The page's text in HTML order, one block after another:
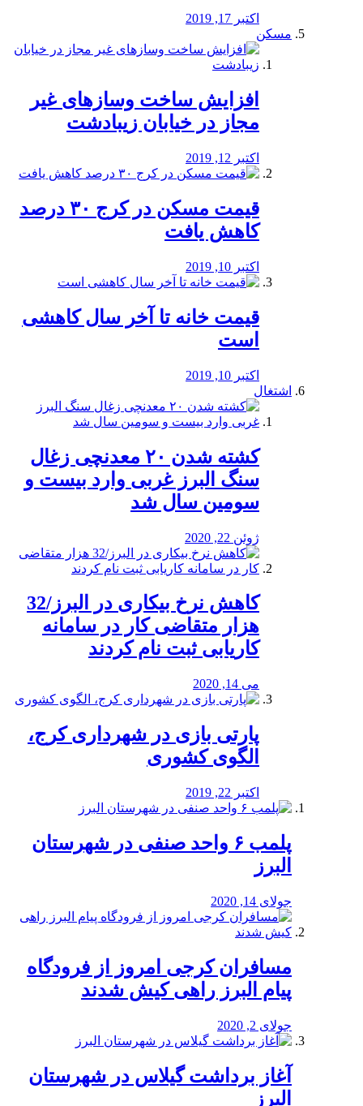
اکتبر 17, 2019
مسکن
افزایش ساخت وسازهای غیر
مجاز در خیابان زیبادشت
اکتبر 12, 2019
️قیمت مسکن در کرج ۳۰ درصد
کاهش یافت
اکتبر 10, 2019
قیمت خانه تا آخر سال کاهشی
است
اکتبر 10, 2019
اشتغال
کشته شدن ۲۰ معدنچی زغال
سنگ البرز غربی وارد بیست و
سومین سال شد
ژوئن 22, 2020
کاهش نرخ بیکاری در البرز/32
هزار متقاضی کار در سامانه
کاریابی ثبت نام کردند
می 14, 2020
پارتی بازی در شهرداری کرج،
الگوی کشوری
اکتبر 22, 2019
پلمب ۶ واحد صنفی در شهرستان
البرز
جولای 14, 2020
مسافران کرجی امروز از فرودگاه
پیام البرز راهی کیش شدند
جولای 2, 2020
آغاز برداشت گیلاس در شهرستان
البرز